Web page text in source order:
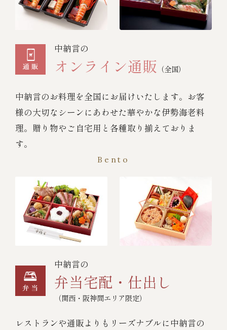
中納言の
オンライン通販 （全国）
中納言のお料理を全国にお届けいたします。お客
様の大切なシーンにあわせた華やかな伊勢海老料
理。贈り物やご自宅用と各種取り揃えておりま
す。
Bento
中納言の
弁当宅配・仕出し
（関西・阪神間エリア限定）
レストランや通販よりもリーズナブルに中納言の